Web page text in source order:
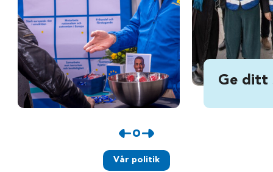
Ge ditt
Vår politik